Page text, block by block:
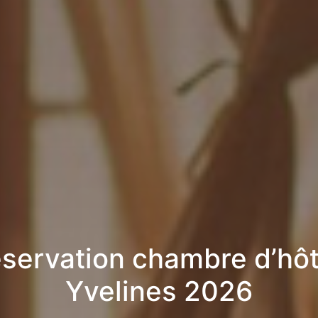
chambre
Yvelines 2026